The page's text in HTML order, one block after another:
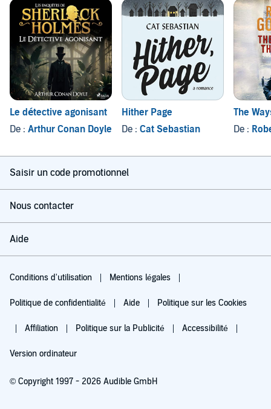
Le détective agonisant
De : Arthur Conan Doyle
Hither Page
De : Cat Sebastian
The
De :
Saisir un code promotionnel
Nous contacter
Aide
Conditions d'utilisation Mentions légales
Politique de confidentialité Aide Politique sur les Cookies
Affiliation Politique sur la Publicité Accessibilité
Version ordinateur
© Copyright 1997 - 2026 Audible GmbH